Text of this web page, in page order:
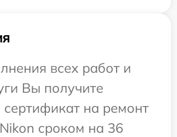
всех работ и
Вы получите
на ремонт
сроком на 36